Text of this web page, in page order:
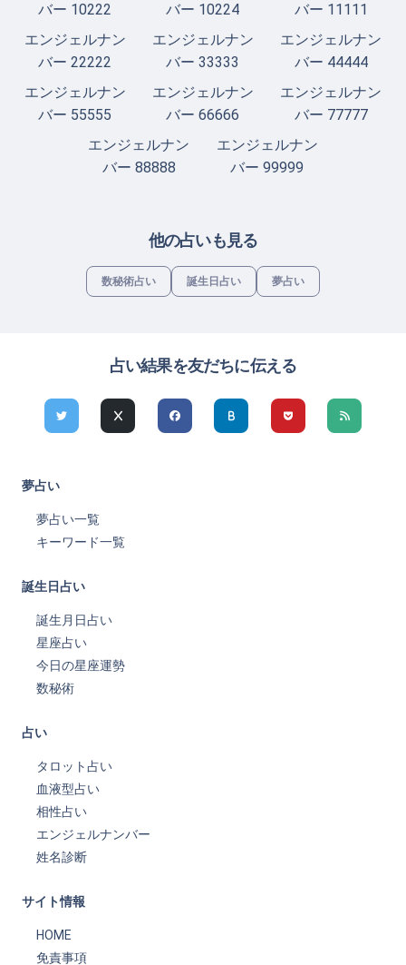
バー 10222
バー 10224
バー 11111
エンジェルナン
バー 22222
エンジェルナン
バー 33333
エンジェルナン
バー 44444
エンジェルナン
バー 55555
エンジェルナン
バー 66666
エンジェルナン
バー 77777
エンジェルナン
バー 88888
エンジェルナン
バー 99999
他の占いも見る
数秘術占い 誕生日占い 夢占い
占い結果を友だちに伝える
夢占い
夢占い一覧
キーワード一覧
誕生日占い
誕生月日占い
星座占い
今日の星座運勢
数秘術
占い
タロット占い
血液型占い
相性占い
エンジェルナンバー
姓名診断
サイト情報
HOME
免責事項